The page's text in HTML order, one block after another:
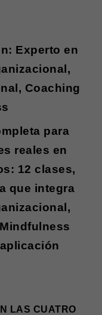
Experto en
Coaching
para
reales en
12 clases,
que integra
LAS CUATRO